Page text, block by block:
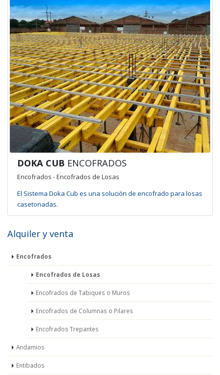
DOKA CUB ENCOFRADOS
Encofrados - Encofrados de Losas
El Sistema Doka Cub es una solución de encofrado para losas
casetonadas.
Alquiler y venta
Encofrados
Encofrados de Losas
Encofrados de Tabiques o Muros
Encofrados de Columnas o Pilares
Encofrados Trepantes
Andamios
Entibados